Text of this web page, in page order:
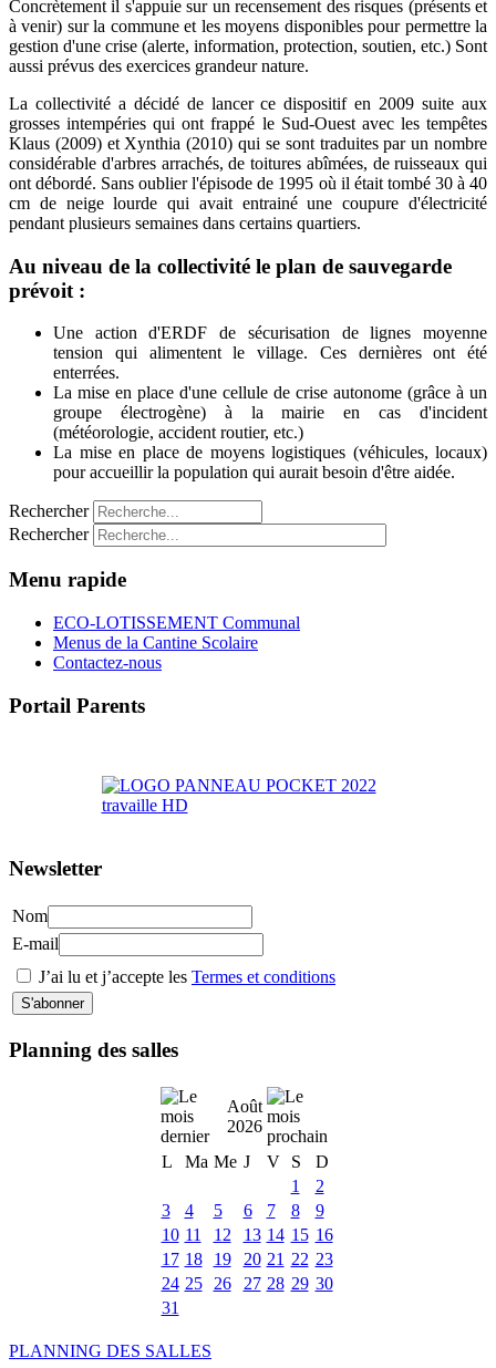
Concrètement il s'appuie sur un recensement des risques (présents et
à venir) sur la commune et les moyens disponibles pour permettre la
gestion d'une crise (alerte, information, protection, soutien, etc.) Sont
aussi prévus des exercices grandeur nature.
La collectivité a décidé de lancer ce dispositif en 2009 suite aux
grosses intempéries qui ont frappé le Sud-Ouest avec les tempêtes
Klaus (2009) et Xynthia (2010) qui se sont traduites par un nombre
considérable d'arbres arrachés, de toitures abîmées, de ruisseaux qui
ont débordé. Sans oublier l'épisode de 1995 où il était tombé 30 à 40
cm de neige lourde qui avait entrainé une coupure d'électricité
pendant plusieurs semaines dans certains quartiers.
Au niveau de la collectivité le plan de sauvegarde
prévoit :
Une action d'ERDF de sécurisation de lignes moyenne
tension qui alimentent le village. Ces dernières ont été
enterrées.
La mise en place d'une cellule de crise autonome (grâce à un
groupe électrogène) à la mairie en cas d'incident
(météorologie, accident routier, etc.)
La mise en place de moyens logistiques (véhicules, locaux)
pour accueillir la population qui aurait besoin d'être aidée.
Rechercher
Rechercher
Menu rapide
ECO-LOTISSEMENT Communal
Menus de la Cantine Scolaire
Contactez-nous
Portail Parents
Newsletter
Nom
E-mail
J’ai lu et j’accepte les Termes et conditions
Planning des salles
Août
2026
L
Ma Me J V S
D
1
2
3
4 5 6 7 8
9
10 11 12 13 14 15 16
17 18 19 20 21 22 23
24 25 26 27 28 29 30
31
PLANNING DES SALLES